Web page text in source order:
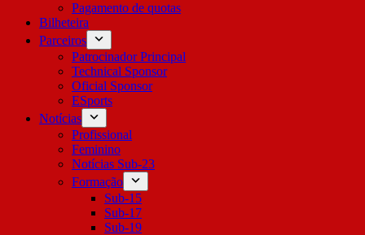
Pagamento de quotas
Bilheteira
Parceiros
Patrocinador Principal
Technical Sponsor
Oficial Sponsor
ESports
Notícias
Profissional
Feminino
Notícias Sub-23
Formação
Sub-15
Sub-17
Sub-19